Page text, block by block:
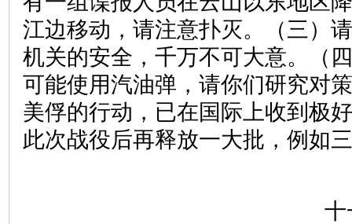
江边移动，请注意扑灭。（三）
机关的安全，千万不可大意。（
可能使用汽油弹，请你们研究对
美俘的行动，已在国际上收到极
此次战役后再释放一大批，例如
十